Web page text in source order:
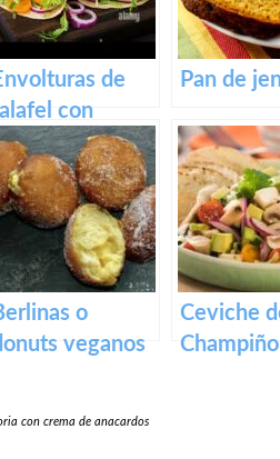
de
con
y
vegano
Pan de
o
veganos
Ceviche
con crema de anacardos